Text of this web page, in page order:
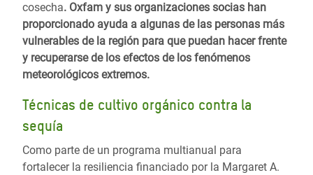
cosecha. Oxfam y sus organizaciones socias han
proporcionado ayuda a algunas de las personas más
vulnerables de la región para que puedan hacer frente
y recuperarse de los efectos de los fenómenos
meteorológicos extremos.
Técnicas de cultivo orgánico contra la
sequía
Como parte de un programa multianual para
fortalecer la resiliencia financiado por la Margaret A.